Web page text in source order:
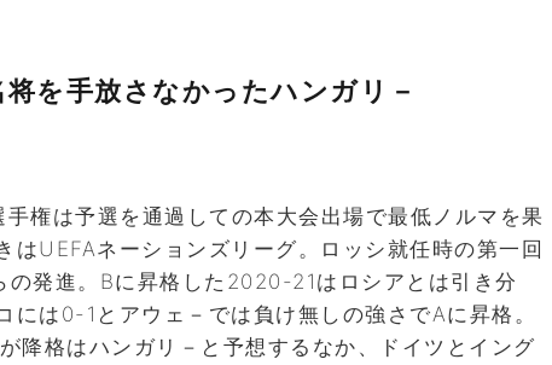
を手放さなかったハンガリ－
手権は予選を通過しての本大会出場で最低ノルマを果
はUEFAネーションズリーグ。ロッシ就任時の第一回
の発進。Bに昇格した2020-21はロシアとは引き分
には0-1とアウェ－では負け無しの強さでAに昇格。
降格はハンガリ－と予想するなか、ドイツとイング